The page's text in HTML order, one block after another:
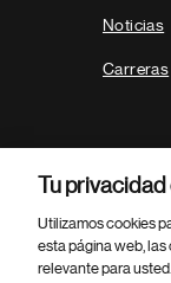
Noticias
Carreras
Parte
© 2026
Tu privacidad
Utilizamos cookies
esta página web,
relevante para